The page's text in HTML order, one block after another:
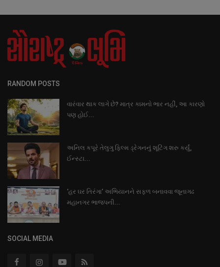
RANDOM POSTS
વારંવાર થાક લાગે છે? માત્ર કામનો ભાર નહીં, આ કારણો
પણ હોઈ...
અનિલ કપૂરે તેલુગુ ફિલ્મ ડ્રેગનનું શૂટિંગ શરુ કર્યું,
ઈન્સ્ટા...
‘હર ઘર તિરંગા’ અભિયાનને સફળ બનાવવા જૂનાગઢ
મહાનગર ભાજપની...
SOCIAL MEDIA